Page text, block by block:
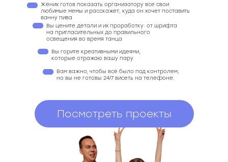
Вы горите креативными идеями,
которые отражаю вашу пару
Жених готов показать организатору все свои
любимые мемы и расскажет, куда он хочет поставить
ванну пива
Вам важно, чтобы всё было под контролем,
но вы не готовы 24/7 висеть на телефоне.
Вы цените детали и их проработку: от шрифта
на пригласительных до правильного
освещения во время танца
Посмотреть проекты